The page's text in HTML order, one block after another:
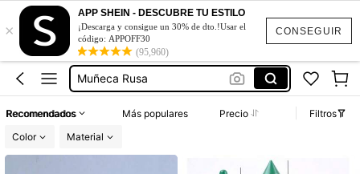
CONSEGUIR
×
APP SHEIN - DESCUBRE TU ESTILO
¡Descarga y consigue un 30% de dto.!Usar el
código: APPOFF30
(95,960)
Cascanueces
Matrioskas
Muñeca Rusa
Cascanueces
Recomendados Más populares Precio
Filtros
Color
Material